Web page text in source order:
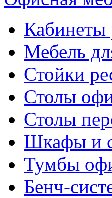
Кабинеты
Мебель
Стойки
Столы
Столы
Шкафы и
Тумбы
Бенч-